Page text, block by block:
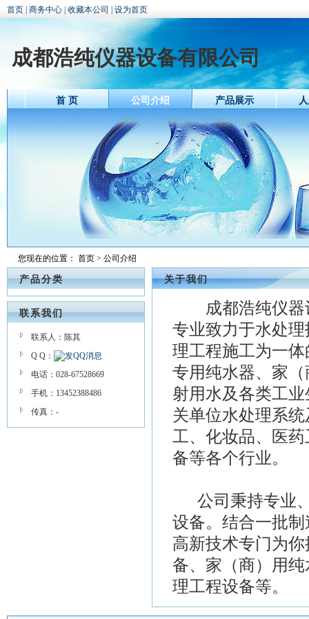
首页 商务中心 收藏本公司 设为首页
成都浩纯仪器设备有限公司
首 页 公司介绍 产品展示
您现在的位置： 首页 > 公司介绍
产品分类
联系我们
联系人：陈其
Q Q：
电话：028-67528669
手机：13452388486
传真：-
关于我们
成都浩纯仪器
专业致力于水处
理工程施工为一
专用纯水器、家
射用水及各类工
关单位水处理系
工、化妆品、医
备等各个行业。
公司秉持专业、
设备。结合一批
高新技术专门为
备、家（商）用
理工程设备等。